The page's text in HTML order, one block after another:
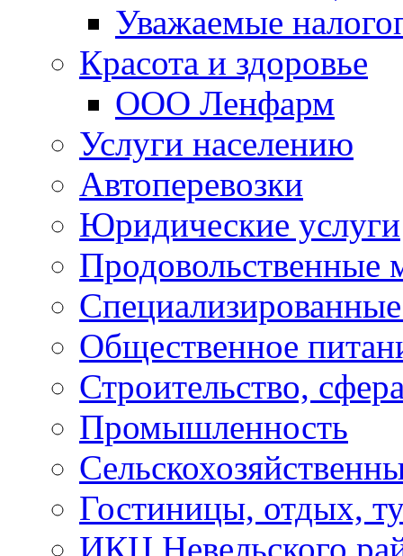
Уважаемые
Красота и здоровье
ООО Ленфарм
Услуги населению
Автоперевозки
Юридические услуги
Продовольственные
Общественное
Строительство,
Промышленность
Гостиницы, отдых,
ИКЦ Невельского